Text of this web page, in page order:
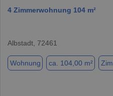
4 Zimmerwohnung 104 m²
Albstadt, 72461
Wohnung ca. 104,00 m²